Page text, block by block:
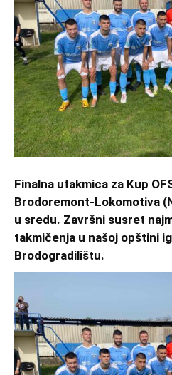
Finalna utakmica za Kup
Brodoremont-Lokomotiva
u sredu. Završni susret
takmičenja u našoj opštini
Brodogradilištu.